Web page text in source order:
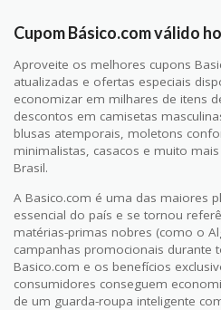
Cupom Básico.com válido
Aproveite os melhores cupons
atualizadas e ofertas especiais
economizar em milhares de itens
descontos em camisetas
blusas atemporais, moletons
minimalistas, casacos e muito
Brasil.
A Basico.com é uma das maiores
essencial do país e se tornou
matérias-primas nobres (como o
campanhas promocionais durante
Basico.com e os benefícios
consumidores conseguem
de um guarda-roupa inteligente